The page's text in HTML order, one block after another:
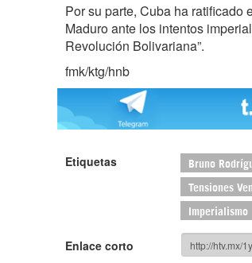
Por su parte, Cuba ha ratificado
Maduro ante los intentos
Revolución Bolivariana”.
fmk/ktg/hnb
Etiquetas Bruno
Tensiones
Imperialismo
Enlace corto